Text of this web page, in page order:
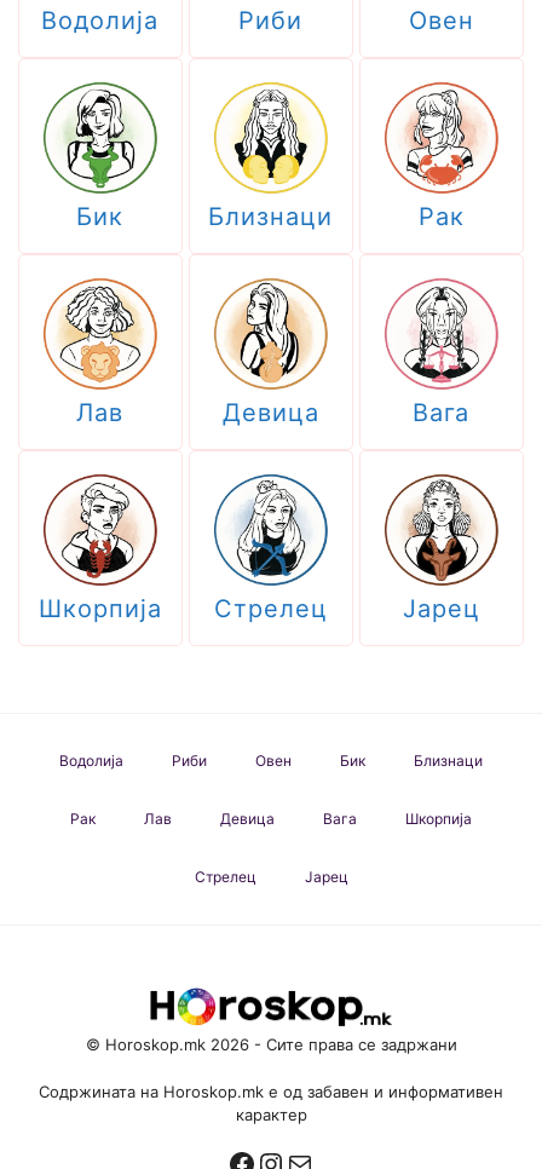
Водолија Риби Овен
Бик Близнаци Рак
Лав Девица Вага
Шкорпија Стрелец Јарец
Водолија Риби Овен Бик Близнаци
Рак Лав Девица Вага Шкорпија
Стрелец Јарец
© Horoskop.mk 2026 - Сите права се задржани
Содржината на Horoskop.mk е од забавен и информативен
карактер
Facebook
Instagram
Mail